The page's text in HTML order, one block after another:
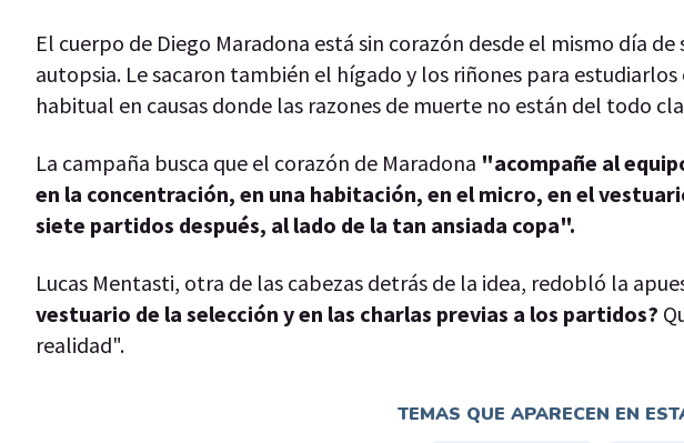
El cuerpo de Diego Maradona está sin corazón desde el mismo día
autopsia. Le sacaron también el hígado y los riñones para
habitual en causas donde las razones de muerte no están del todo
La campaña busca que el corazón de Maradona "acompañe al
en la concentración, en una habitación, en el micro, en el
siete partidos después, al lado de la tan ansiada copa".
Lucas Mentasti, otra de las cabezas detrás de la idea, redobló la
vestuario de la selección y en las charlas previas a los partidos?
realidad".
TEMAS QUE APARECEN EN